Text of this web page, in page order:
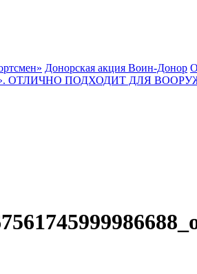
Донорская акция Воин-Донор
ПОДХОДИТ ДЛЯ